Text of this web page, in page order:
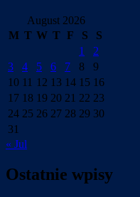
August 2026
M T W T F S
S
1
2
3
4 5 6 7 8
9
10 11 12 13 14 15 16
17 18 19 20 21 22 23
24 25 26 27 28 29 30
31
« Jul
Ostatnie wpisy